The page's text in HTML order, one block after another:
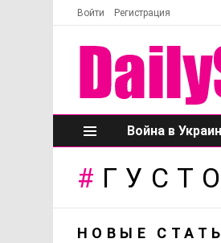
Войти Регистрация
Меню
Война в
НОВЫЕ